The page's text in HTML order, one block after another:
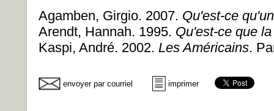
Agamben, Girgio. 2007. Qu'est-ce
Arendt, Hannah. 1995. Qu'est-ce que
Kaspi, André. 2002. Les Américains.
envoyer par courriel imprimer